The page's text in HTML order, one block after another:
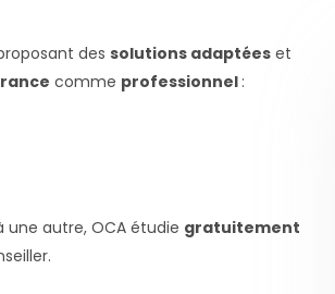
des solutions adaptées et
comme professionnel :
autre, OCA étudie gratuitement